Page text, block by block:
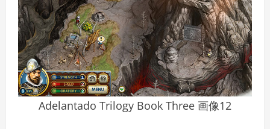
Adelantado Trilogy Book Three 画像12